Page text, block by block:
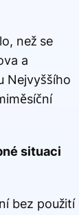
než se
a
Nejvyššího
situaci
bez použití